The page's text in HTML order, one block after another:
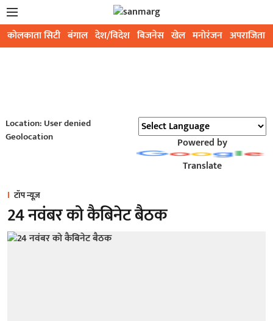
कोलकाता सिटी बंगाल देश/विदेश बिजनेस खेल मनोरंजन अपराजिता
Location: User denied
Geolocation
Powered by
Translate
टॉप न्यूज़
24 नवंबर को कैबिनेट बैठक